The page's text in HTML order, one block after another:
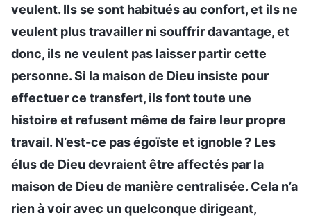
veulent. Ils se sont habitués au confort, et ils ne
veulent plus travailler ni souffrir davantage, et
donc, ils ne veulent pas laisser partir cette
personne. Si la maison de Dieu insiste pour
effectuer ce transfert, ils font toute une
histoire et refusent même de faire leur propre
travail. N’est-ce pas égoïste et ignoble ? Les
élus de Dieu devraient être affectés par la
maison de Dieu de manière centralisée. Cela n’a
rien à voir avec un quelconque dirigeant,